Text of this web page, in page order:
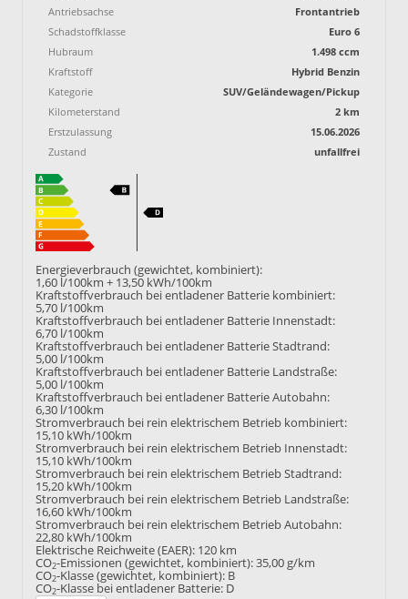
Antriebsachse
Frontantrieb
Schadstoffklasse
Euro 6
Hubraum
1.498 ccm
Kraftstoff
Hybrid Benzin
Kategorie
SUV/Geländewagen/Pickup
Kilometerstand
2 km
Erstzulassung
15.06.2026
Zustand
unfallfrei
Energieverbrauch (gewichtet, kombiniert):
1,60 l/100km + 13,50 kWh/100km
Kraftstoffverbrauch bei entladener Batterie kombiniert:
5,70 l/100km
Kraftstoffverbrauch bei entladener Batterie Innenstadt:
6,70 l/100km
Kraftstoffverbrauch bei entladener Batterie Stadtrand:
5,00 l/100km
Kraftstoffverbrauch bei entladener Batterie Landstraße:
5,00 l/100km
Kraftstoffverbrauch bei entladener Batterie Autobahn:
6,30 l/100km
Stromverbrauch bei rein elektrischem Betrieb kombiniert:
15,10 kWh/100km
Stromverbrauch bei rein elektrischem Betrieb Innenstadt:
15,10 kWh/100km
Stromverbrauch bei rein elektrischem Betrieb Stadtrand:
15,20 kWh/100km
Stromverbrauch bei rein elektrischem Betrieb Landstraße:
16,60 kWh/100km
Stromverbrauch bei rein elektrischem Betrieb Autobahn:
22,80 kWh/100km
Elektrische Reichweite (EAER): 120 km
CO2-Emissionen (gewichtet, kombiniert):35,00 g/km
CO2-Klasse (gewichtet, kombiniert): B
CO2-Klasse bei entladener Batterie: D